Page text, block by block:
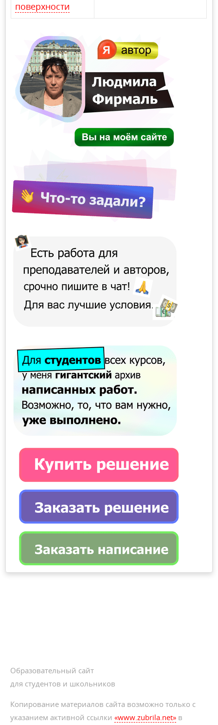
поверхности
Образовательный сайт
для студентов и школьников
Копирование материалов сайта возможно только с
указанием активной ссылки«www.zubrila.net» в